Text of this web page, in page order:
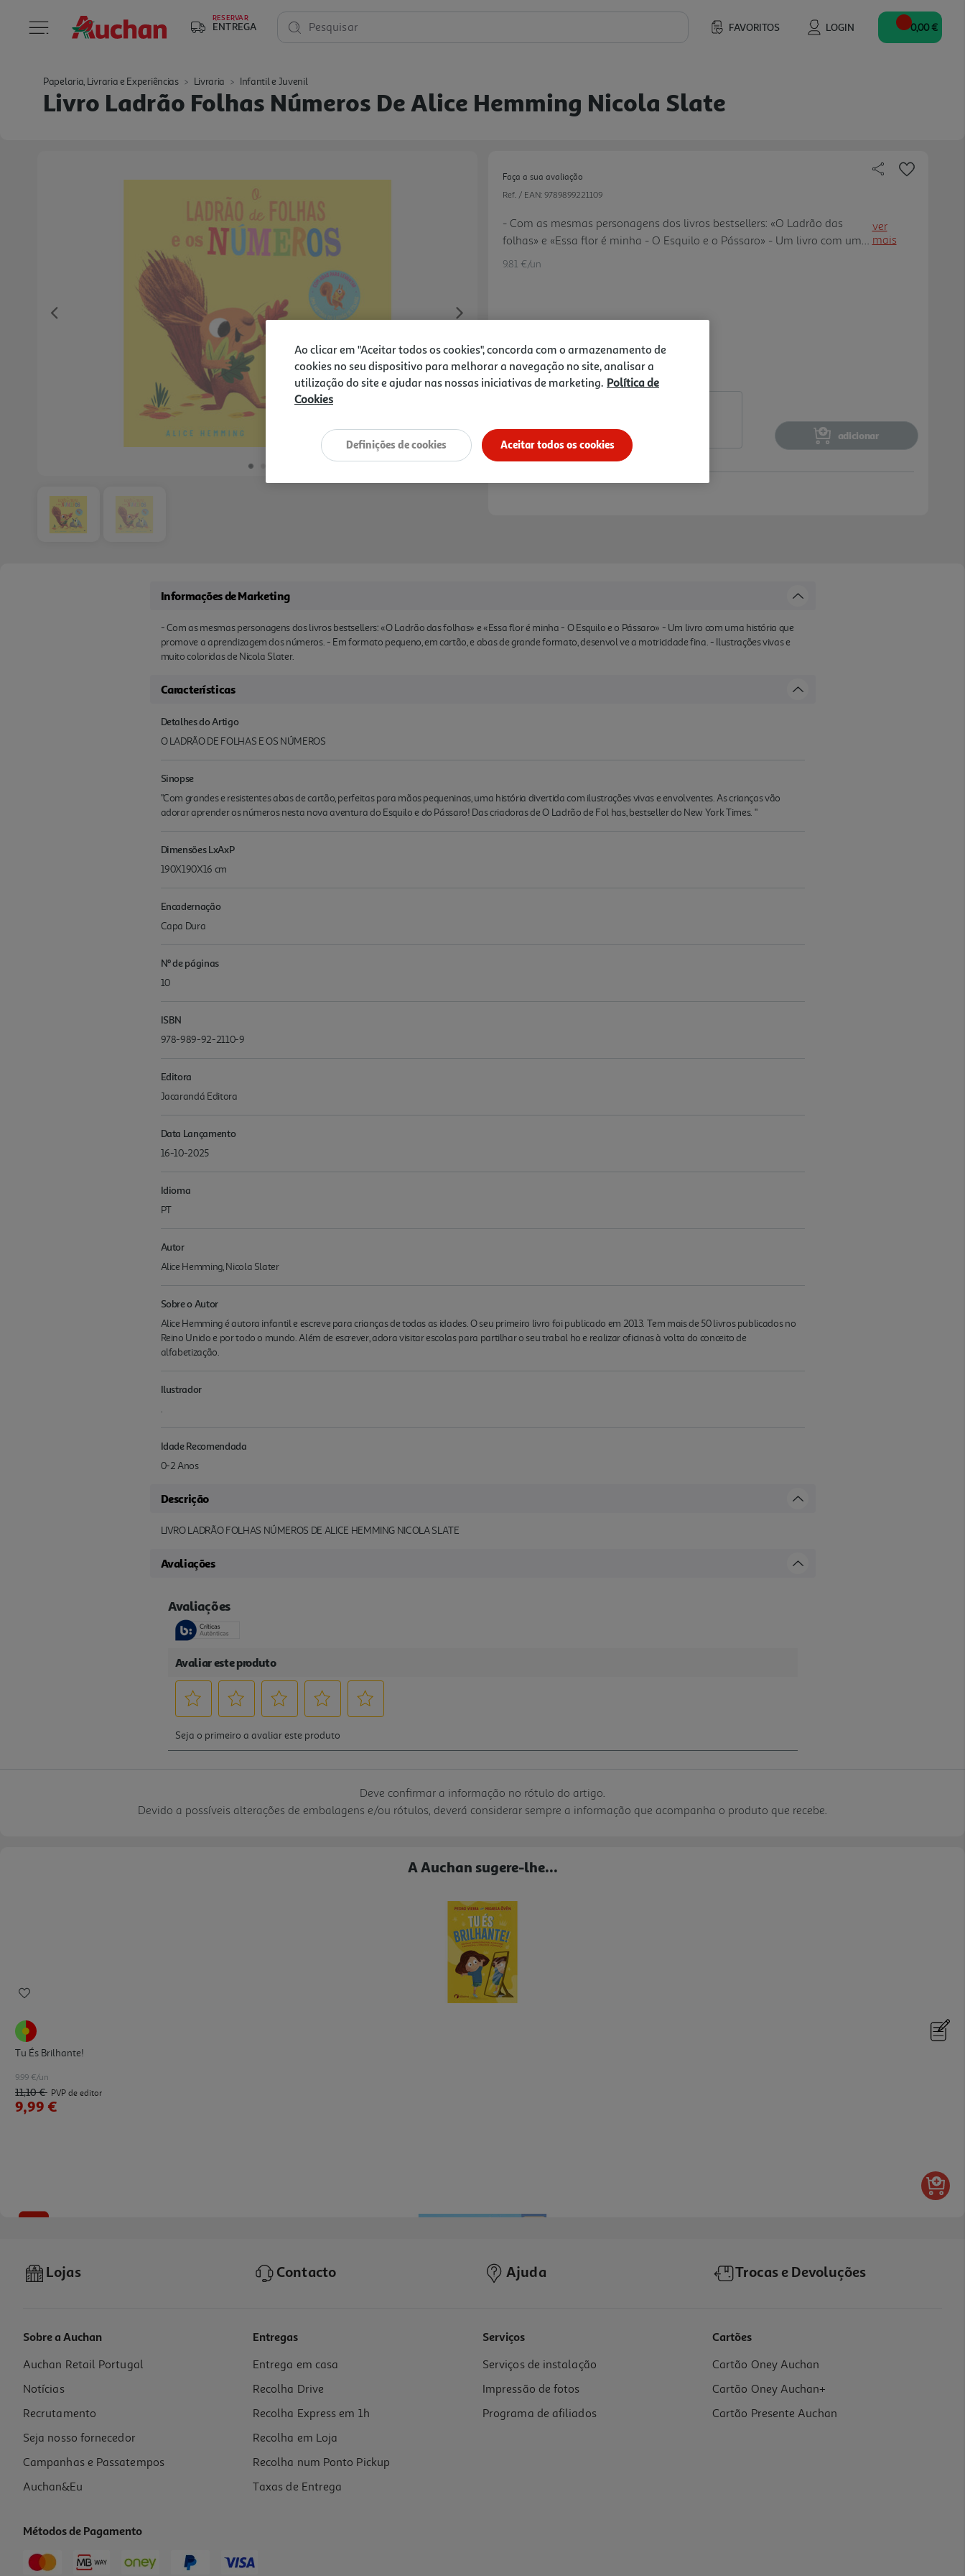
RESERVAR
ENTREGA FAVORITOS LOGIN
Pesquisar 0,00 €
Papelaria, Livraria e Experiências Livraria Infantil e Juvenil
Livro Ladrão Folhas Números De Alice Hemming Nicola Slate
Previous Next
Faça a sua avaliação
Ref. / EAN: 9789899221109
- Com as mesmas personagens dos livros bestsellers: «O Ladrão das
folhas» e «Essa flor é minha - O Esquilo e o Pássaro» - Um livro com uma
história que promove a aprendizagem dos números. - Em formato
ver
mais
9.81 €/un
9,81 €
Notas de preparação
adicionar
Informações de Marketing
- Com as mesmas personagens dos livros bestsellers: «O Ladrão das folhas» e «Essa flor é minha - O Esquilo e o Pássaro» - Um livro com uma história que
promove a aprendizagem dos números. - Em formato pequeno, em cartão, e abas de grande formato, desenvol ve a motricidade fina. - Ilustrações vivas e
muito coloridas de Nicola Slater.
Características
Detalhes do Artigo
O LADRÃO DE FOLHAS E OS NÚMEROS
Sinopse
"Com grandes e resistentes abas de cartão, perfeitas para mãos pequeninas, uma história divertida com ilustrações vivas e envolventes. As crianças vão
adorar aprender os números nesta nova aventura do Esquilo e do Pássaro! Das criadoras de O Ladrão de Fol has, bestseller do New York Times. "
Dimensões LxAxP
190X190X16 cm
Encadernação
Capa Dura
Nº de páginas
10
ISBN
978-989-92-2110-9
Editora
Jacarandá Editora
Data Lançamento
16-10-2025
Idioma
PT
Autor
Alice Hemming, Nicola Slater
Sobre o Autor
Alice Hemming é autora infantil e escreve para crianças de todas as idades. O seu primeiro livro foi publicado em 2013. Tem mais de 50 livros publicados no
Reino Unido e por todo o mundo. Além de escrever, adora visitar escolas para partilhar o seu trabal ho e realizar oficinas à volta do conceito de
alfabetização.
Ilustrador
.
Idade Recomendada
0-2 Anos
Descrição
LIVRO LADRÃO FOLHAS NÚMEROS DE ALICE HEMMING NICOLA SLATE
Avaliações
Deve confirmar a informação no rótulo do artigo.
Devido a possíveis alterações de embalagens e/ou rótulos, deverá considerar sempre a informação que acompanha o produto que recebe.
A Auchan sugere-lhe...
Tu És Brilhante!
9.99 €/un
11,10 € PVP de editor
9,99 €
Livro Bluey: O Xilofone Mágico
16.61 €/un
16,61 €
Lojas Contacto Ajuda Trocas e Devoluções
Sobre a Auchan
Auchan Retail Portugal
Notícias
Recrutamento
Seja nosso fornecedor
Campanhas e Passatempos
Auchan&Eu
Entregas
Entrega em casa
Recolha Drive
Recolha Express em 1h
Recolha em Loja
Recolha num Ponto Pickup
Taxas de Entrega
Serviços
Serviços de instalação
Impressão de fotos
Programa de afiliados
Cartões
Cartão Oney Auchan
Cartão Oney Auchan+
Cartão Presente Auchan
Métodos de Pagamento
Ao clicar em "Aceitar todos os cookies", concorda com o armazenamento de
cookies no seu dispositivo para melhorar a navegação no site, analisar a
utilização do site e ajudar nas nossas iniciativas de marketing. Política de
Cookies
Aceitar todos os cookies
Definições de cookies